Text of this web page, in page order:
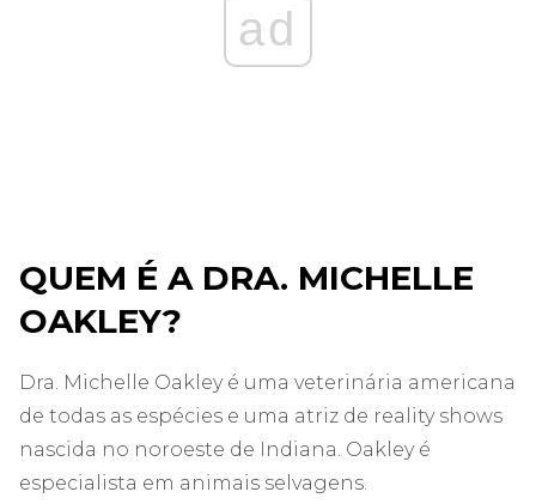
ad
QUEM É A DRA. MICHELLE
OAKLEY?
Dra. Michelle Oakley é uma veterinária americana
de todas as espécies e uma atriz de reality shows
nascida no noroeste de Indiana. Oakley é
especialista em animais selvagens.